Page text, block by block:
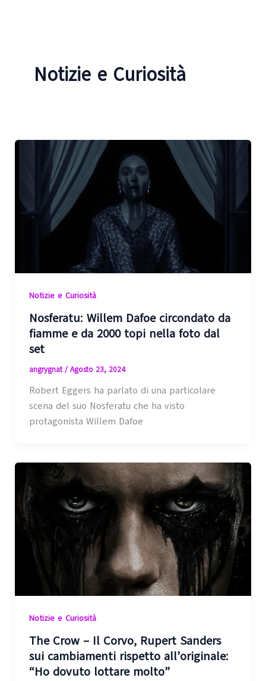
Notizie e Curiosità
Notizie e Curiosità
Nosferatu: Willem Dafoe circondato da
fiamme e da 2000 topi nella foto dal
set
angrygnat/ Agosto 23, 2024
Robert Eggers ha parlato di una particolare
scena del suo Nosferatu che ha visto
protagonista Willem Dafoe
Notizie e Curiosità
The Crow – Il Corvo, Rupert Sanders
sui cambiamenti rispetto all’originale:
“Ho dovuto lottare molto”